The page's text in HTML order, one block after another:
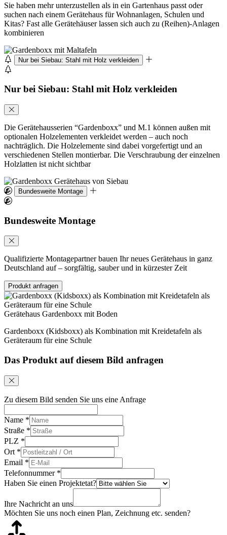
Sie haben mehr unterzustellen als in ein Gartenhaus passt oder
suchen nach einem Gerätehaus für Wohnanlagen, Schulen und
Kitas? Fast alle Gerätehäuser lassen sich auch zu (Reihen)-Anlagen
kombinieren
Nur bei Siebau: Stahl mit Holz verkleiden
Nur bei Siebau: Stahl mit Holz verkleiden
Die Gerätehausserien “Gardenboxx” und M.1 können außen mit
optionalen Holzelementen verkleidet werden – auch noch
nachträglich. Die Holzelemente sind dabei vorgefertigt und an
verschiedenen Stellen montierbar. Die Verschraubung der einzelnen
Holzlatten ist nicht sichtbar
Bundesweite Montage
Bundesweite Montage
Qualifizierte Montagepartner bauen Ihr neues Gerätehaus in ganz
Deutschland auf – sorgfältig, sauber und in kürzester Zeit
Produkt anfragen
Gerätehaus Gardenboxx mit Boden
Gardenboxx (Kidsboxx) als Kombination mit Kreidetafeln als
Geräteraum für eine Schule
Das Produkt auf diesem Bild anfragen
Zu diesem Bild senden Sie uns eine Anfrage
Name *
Straße *
PLZ *
Ort *
Email *
Telefonnummer *
Haben Sie einen Projektetat?
Ihre Nachricht an uns
Möchten Sie uns noch einen Plan, Zeichnung etc. senden?